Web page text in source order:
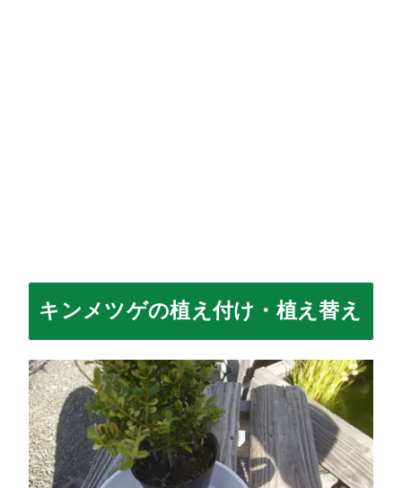
キンメツゲの植え付け・植え替え